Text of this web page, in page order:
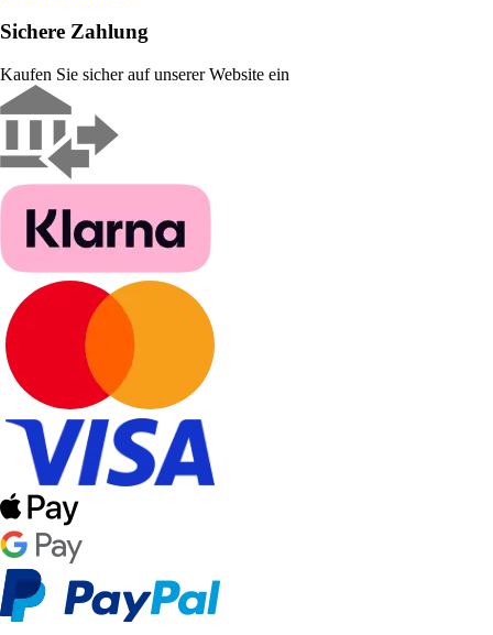
Sichere Zahlung
Kaufen Sie sicher auf unserer Website ein